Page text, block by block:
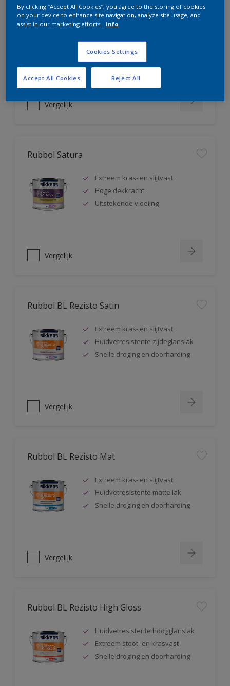
Rubbol AZ
Uitstekende hoogglanslak
Tot 5 jaar bescherming
Zeer goede vloeiing
Vergelijk
Rubbol Satura
Extreem kras- en slijtvast
Hoge dekkracht
Uitstekende vloeiing
Vergelijk
Rubbol BL Rezisto Satin
Extreem kras- en slijtvast
Huidvetresistente zijdeglanslak
Snelle droging en doorharding
Vergelijk
Rubbol BL Rezisto Mat
Extreem kras- en slijtvast
Huidvetresistente matte lak
Snelle droging en doorharding
Vergelijk
Rubbol BL Rezisto High Gloss
Huidvetresistente hoogglanslak
Extreem stoot- en krasvast
Snelle droging en doorharding
By clicking “Accept All Cookies”, you agree to the storing of cookies
on your device to enhance site navigation, analyze site usage, and
assist in our marketing efforts.
Info
Cookies Settings
Reject All
Accept All Cookies